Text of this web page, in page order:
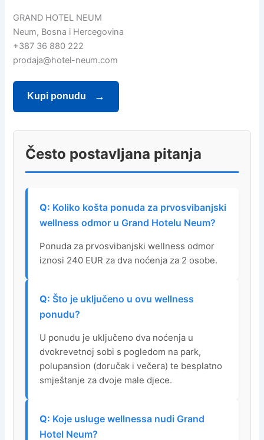
GRAND HOTEL NEUM
Neum, Bosna i Hercegovina
+387 36 880 222
prodaja@hotel-neum.com
Kupi ponudu
Često postavljana pitanja
Koliko košta ponuda za prvosvibanjski
wellness odmor u Grand Hotelu Neum?
Ponuda za prvosvibanjski wellness odmor
iznosi 240 EUR za dva noćenja za 2 osobe.
Što je uključeno u ovu wellness
ponudu?
U ponudu je uključeno dva noćenja u
dvokrevetnoj sobi s pogledom na park,
polupansion (doručak i večera) te besplatno
smještanje za dvoje male djece.
Koje usluge wellnessa nudi Grand
Hotel Neum?